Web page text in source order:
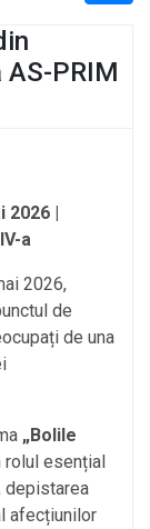
PRIM
2026 |
a
2026,
de
de una
„Bolile
rolul esențial
depistarea
afecțiunilor